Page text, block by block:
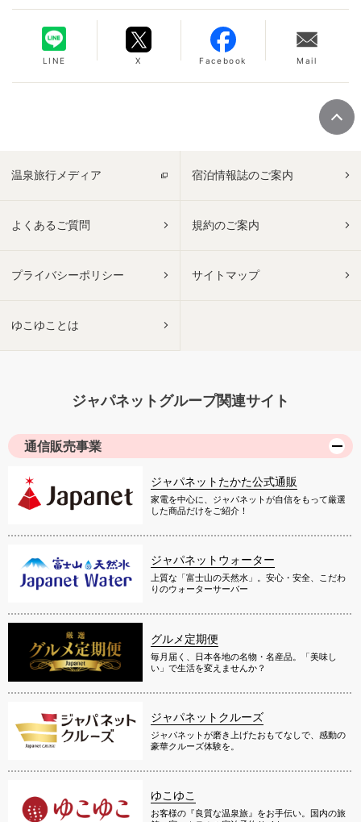
LINE X Facebook Mail
温泉旅行メディア 宿泊情報誌のご案内
よくあるご質問 規約のご案内
プライバシーポリシー サイトマップ
ゆこゆことは
ジャパネットグループ関連サイト
通信販売事業
ジャパネットたかた公式通販
家電を中心に、ジャパネットが自信をもって厳選
した商品だけをご紹介！
ジャパネットウォーター
上質な「富士山の天然水」。安心・安全、こだわ
りのウォーターサーバー
グルメ定期便
毎月届く、日本各地の名物・名産品。「美味し
い」で生活を変えませんか？
ジャパネットクルーズ
ジャパネットが磨き上げたおもてなしで、感動の
豪華クルーズ体験を。
ゆこゆこ
お客様の『良質な温泉旅』をお手伝い。国内の旅